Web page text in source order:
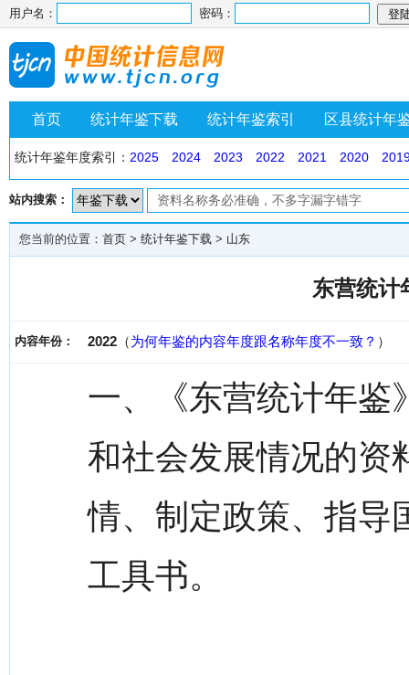
用户名： 密码：
首页 统计年鉴下载 统计年鉴索引 区县统计年
统计年鉴年度索引： 2025 2024 2023 2022 2021 2020
站内搜索：
您当前的位置： 首页 > 统计年鉴下载 > 山东
东营统计
内容年份： 2022 （为何年鉴的内容年度跟名称年度不一致？ ）
一、《东营统计年鉴
和社会发展情况的资
情、制定政策、指导
工具书。